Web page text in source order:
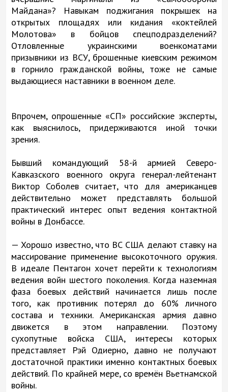
Майдана»? Навыкам поджигания покрышек на
открытых площадях или кидания «коктейлей
Молотова» в бойцов спецподразделений?
Отловленные украинскими военкоматами
призывники из ВСУ, брошенные киевским режимом
в горнило гражданской войны, тоже не самые
выдающиеся наставники в военном деле.
Впрочем, опрошенные «СП» российские эксперты,
как выяснилось, придерживаются иной точки
зрения.
Бывший командующий 58-й армией Северо-
Кавказского военного округа генерал-лейтенант
Виктор Соболев считает, что для американцев
действительно может представлять большой
практический интерес опыт ведения контактной
войны в Донбассе.
— Хорошо известно, что ВС США делают ставку на
массирование применение высокоточного оружия.
В идеале Пентагон хочет перейти к технологиям
ведения войн шестого поколения. Когда наземная
фаза боевых действий начинается лишь после
того, как противник потерял до 60% личного
состава и техники. Американская армия давно
движется в этом направлении. Поэтому
сухопутные войска США, интересы которых
представляет Рэй Одиерно, давно не получают
достаточной практики именно контактных боевых
действий. По крайней мере, со времён Вьетнамской
войны.